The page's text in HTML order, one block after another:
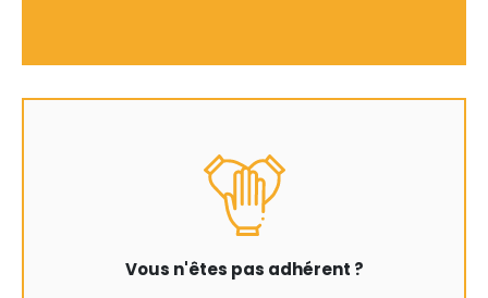
Vous n'êtes pas adhérent ?